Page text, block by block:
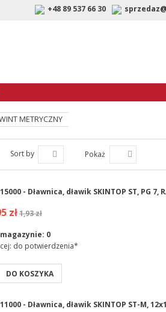
+48 89 537 66 30
METRYCZNY
Sort by Pokaż
- Dławnica, dławik SKINTOP ST, PG 7,
zł1,93 zł
0
do potwierdzenia*
DO KOSZYKA
- Dławnica, dławik SKINTOP ST-M,